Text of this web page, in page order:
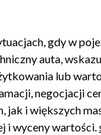
gdy w
auta,
lub
negocjacji
i większych
i wyceny wartości.